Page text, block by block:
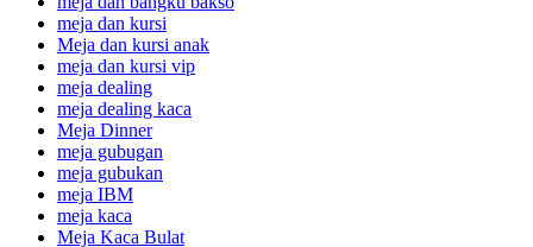
meja dan kursi
Meja dan kursi anak
meja dan kursi vip
meja dealing
meja dealing kaca
Meja Dinner
meja gubugan
meja gubukan
meja IBM
meja kaca
Meja Kaca Bulat